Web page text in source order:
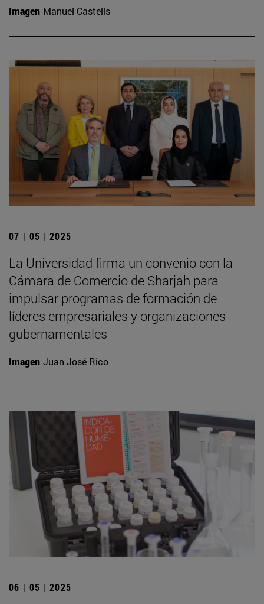
Imagen Manuel Castells
07 | 05 | 2025
La Universidad firma un convenio con la
Cámara de Comercio de Sharjah para
impulsar programas de formación de
líderes empresariales y organizaciones
gubernamentales
Imagen Juan José Rico
06 | 05 | 2025